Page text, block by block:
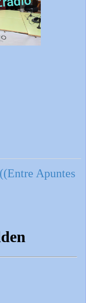
Apuntes